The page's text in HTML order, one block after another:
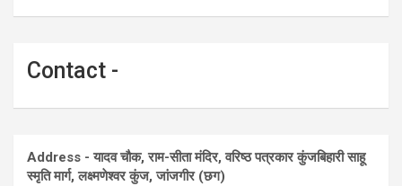
Contact -
Address - यादव चौक, राम-सीता मंदिर, वरिष्ठ पत्रकार कुंजबिहारी साहू
स्मृति मार्ग, लक्ष्मणेश्वर कुंज, जांजगीर (छग)